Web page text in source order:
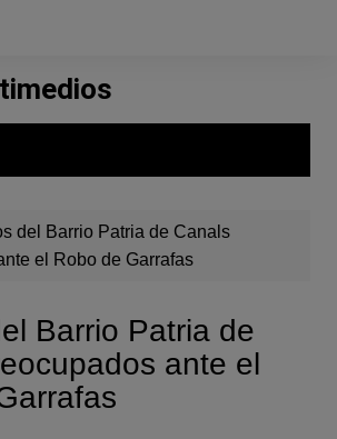
del Barrio Patria de Canals
el Robo de Garrafas
Barrio Patria de
ante el